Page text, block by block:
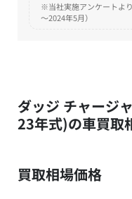
※当社実施アンケートよ
～2024年5月）
ダッジ チャージ
23年式)の車買取
買取相場価格